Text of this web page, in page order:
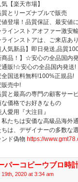
【楽天市場】
質とリーズナブルで販売
値登場！品質保証、最安値
ラインストアオファー激安
ラインストアは、ご来店あ
人気新品】即日発送,品質
商品！】☆安心の全品国内
通販!☆安心の全品国内発送!
全国送料無料!100%正規品!
販売中!
質と最高の専門の顧客サー
な価格でお好きなもの
愛用『大注目』
私たちは安価な高級品海外
ちは、デザイナーの多数な
ンド偽物 https://
パーコピーウブロ時
19th, 2020 at 3:34 am